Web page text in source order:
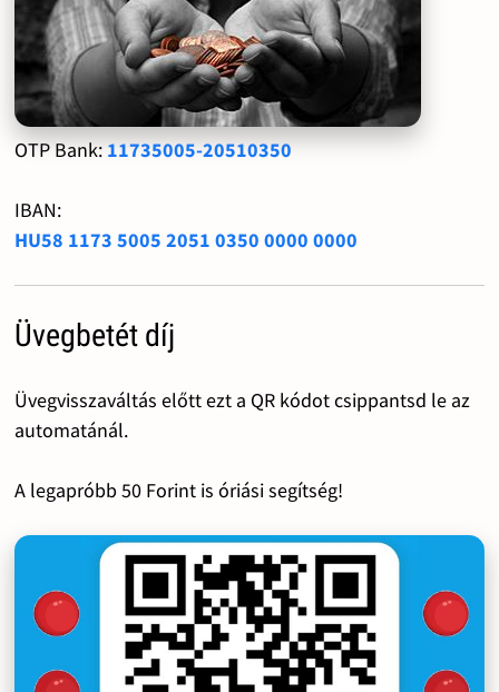
OTP Bank: 11735005-20510350
IBAN:
HU58 1173 5005 2051 0350 0000 0000
Üvegbetét díj
Üvegvisszaváltás előtt ezt a QR kódot csippantsd le az
automatánál.
A legapróbb 50 Forint is óriási segítség!